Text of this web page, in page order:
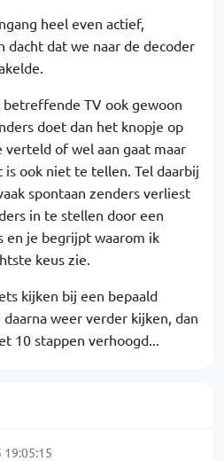
heel even actief,
dacht dat we naar de decoder
TV ook gewoon
doet dan het knopje op
of wel aan gaat maar
ook niet te tellen. Tel daarbij
spontaan zenders verliest
in te stellen door een
en je begrijpt waarom ik
keus zie.
kijken bij een bepaald
weer verder kijken, dan
10 stappen verhoogd...